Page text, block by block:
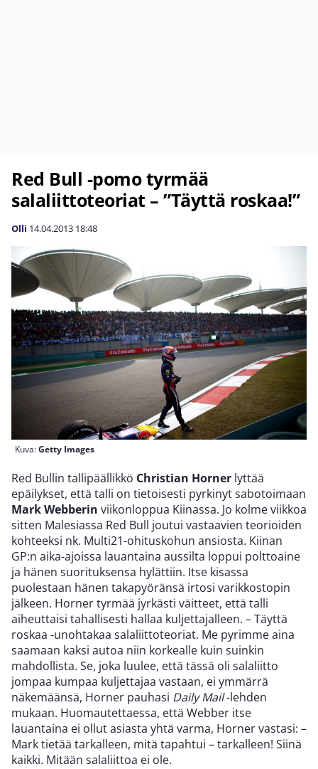
Red Bull -pomo tyrmää
salaliittoteoriat – ”Täyttä roskaa!”
Olli 14.04.2013 18:48
Kuva:Getty Images
Red Bullin tallipäällikkö Christian Horner lyttää
epäilykset, että talli on tietoisesti pyrkinyt sabotoimaan
Mark Webberin viikonloppua Kiinassa. Jo kolme viikkoa
sitten Malesiassa Red Bull joutui vastaavien teorioiden
kohteeksi nk. Multi21-ohituskohun ansiosta. Kiinan
GP:n aika-ajoissa lauantaina aussilta loppui polttoaine
ja hänen suorituksensa hylättiin. Itse kisassa
puolestaan hänen takapyöränsä irtosi varikkostopin
jälkeen. Horner tyrmää jyrkästi väitteet, että talli
aiheuttaisi tahallisesti hallaa kuljettajalleen. – Täyttä
roskaa -unohtakaa salaliittoteoriat. Me pyrimme aina
saamaan kaksi autoa niin korkealle kuin suinkin
mahdollista. Se, joka luulee, että tässä oli salaliitto
jompaa kumpaa kuljettajaa vastaan, ei ymmärrä
näkemäänsä, Horner pauhasi Daily Mail-lehden
mukaan. Huomautettaessa, että Webber itse
lauantaina ei ollut asiasta yhtä varma, Horner vastasi: –
Mark tietää tarkalleen, mitä tapahtui – tarkalleen! Siinä
kaikki. Mitään salaliittoa ei ole.